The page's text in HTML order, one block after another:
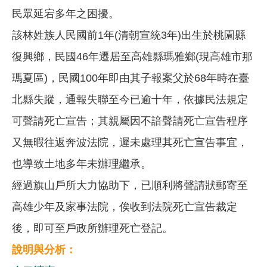
民眾延宕多年之困擾。
該林姓族人民國前1年(清朝宣統3年)出生於桃園縣
復興鄉，民國46年遷居至高雄縣瑪雅鄉(現高雄市那
瑪夏區)，民國100年即由其子報案父於68年時在臺
北縣失蹤，通報失聯至今已逾十年，依據民法規定
可聲請死亡宣告；其親屬因不諳聲請死亡宣告程序
又無暇往返奔波法院，遲未處理其死亡宣告事宜，
也導致土地多年未辦理繼承。
經過旗山戶所大力協助下，已順利將聲請狀郵寄至
高雄少年及家事法院，俟收到法院死亡宣告裁定
後，即可至戶政所辦理死亡登記。
說明與分析：